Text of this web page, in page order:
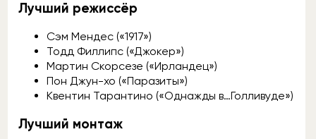
Лучший режиссёр
Сэм Мендес («1917»)
Тодд Филлипс («Джокер»)
Мартин Скорсезе («Ирландец»)
Пон Джун-хо («Паразиты»)
Квентин Тарантино («Однажды в…Голливуде»)
Лучший монтаж